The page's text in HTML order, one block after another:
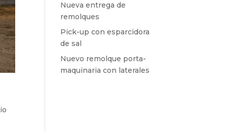
Nueva entrega de
remolques
Pick-up con esparcidora
de sal
Nuevo remolque porta-
maquinaria con laterales